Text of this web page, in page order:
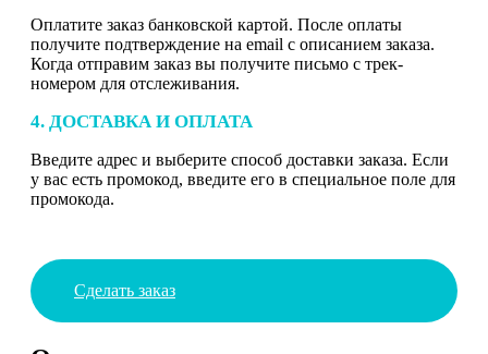
Оплатите заказ банковской картой. После оплаты
получите подтверждение на email с описанием заказа.
Когда отправим заказ вы получите письмо с трек-
номером для отслеживания.
4. ДОСТАВКА И ОПЛАТА
Введите адрес и выберите способ доставки заказа. Если
у вас есть промокод, введите его в специальное поле для
промокода.
Сделать заказ